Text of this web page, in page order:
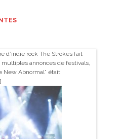
d’indie rock The Strokes fait
annonces de festivals,
New Abnormal” était